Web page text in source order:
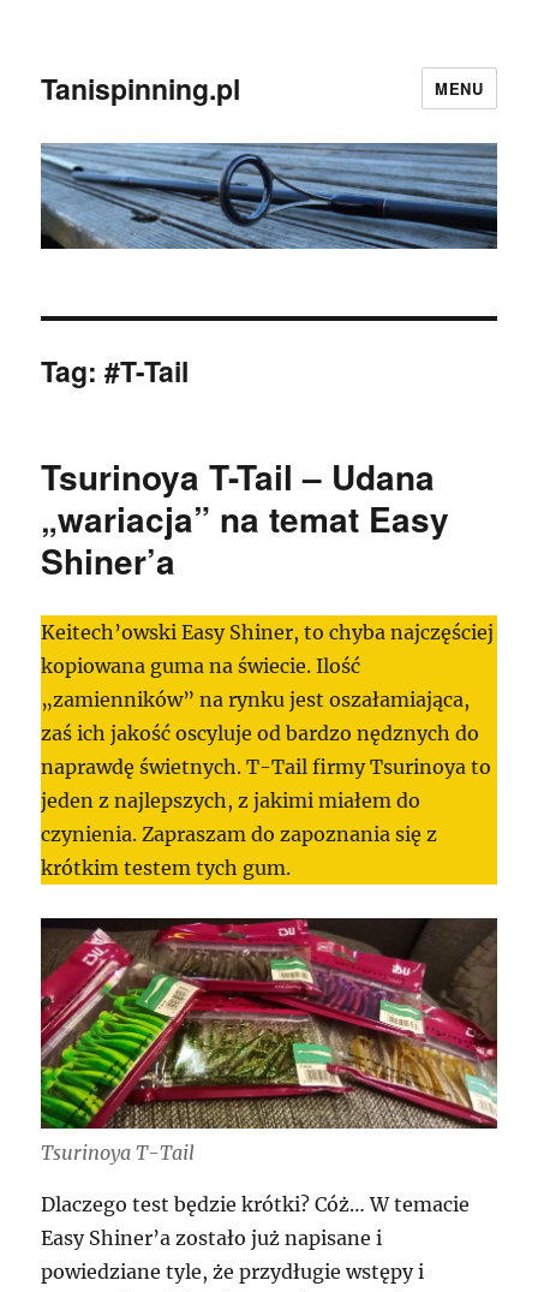
Tanispinning.pl MENU
Tag:#T-Tail
Tsurinoya T-Tail – Udana
„wariacja” na temat Easy
Shiner’a
Keitech’owski Easy Shiner, to chyba najczęściej
kopiowana guma na świecie. Ilość
„zamienników” na rynku jest oszałamiająca,
zaś ich jakość oscyluje od bardzo nędznych do
naprawdę świetnych. T-Tail firmy Tsurinoya to
jeden z najlepszych, z jakimi miałem do
czynienia. Zapraszam do zapoznania się z
krótkim testem tych gum.
Tsurinoya T-Tail
Dlaczego test będzie krótki? Cóż… W temacie
Easy Shiner’a zostało już napisane i
powiedziane tyle, że przydługie wstępy i